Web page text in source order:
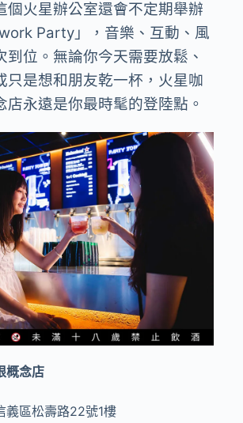
個火星辦公室還會不定期舉辦
Party」，音樂、互動、風
到位。無論你今天需要放鬆、
只是想和朋友乾一杯，火星咖
店永遠是你最時髦的登陸點。
概念店
義區松壽路22號1樓